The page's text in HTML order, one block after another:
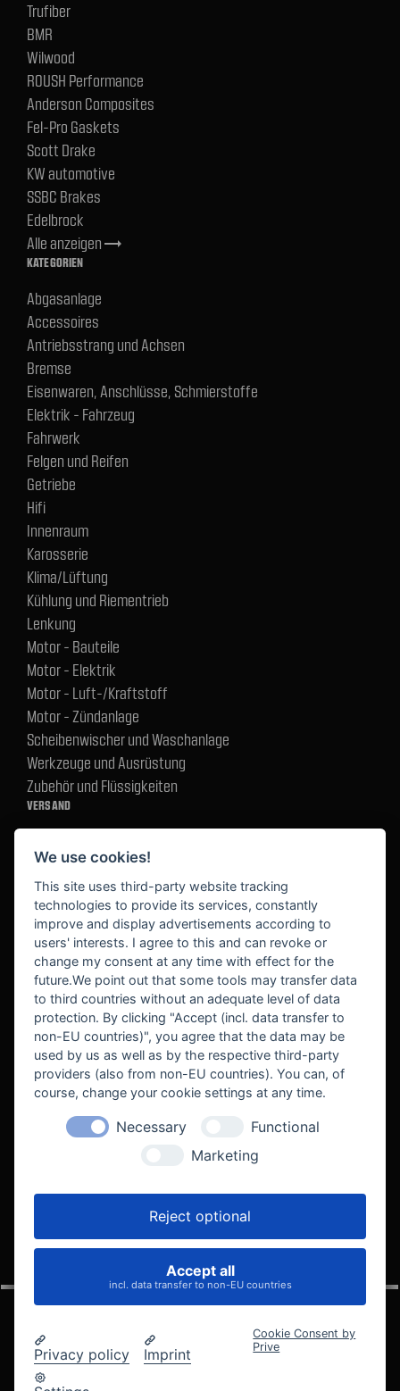
Trufiber
BMR
Wilwood
ROUSH Performance
Anderson Composites
Fel-Pro Gaskets
Scott Drake
KW automotive
SSBC Brakes
Edelbrock
Alle anzeigentrending_flat
KATEGORIEN
Abgasanlage
Accessoires
Antriebsstrang und Achsen
Bremse
Eisenwaren, Anschlüsse, Schmierstoffe
Elektrik - Fahrzeug
Fahrwerk
Felgen und Reifen
Getriebe
Hifi
Innenraum
Karosserie
Klima/Lüftung
Kühlung und Riementrieb
Lenkung
Motor - Bauteile
Motor - Elektrik
Motor - Luft-/Kraftstoff
Motor - Zündanlage
Scheibenwischer und Waschanlage
Werkzeuge und Ausrüstung
Zubehör und Flüssigkeiten
VERSAND
BEKANNT AUS
VELOCITY AUTOMOTIVE
© 2005 - 2026 Velocity Automotive
We use cookies!
This site uses third-party website tracking
technologies to provide its services, constantly
improve and display advertisements according to
users' interests. I agree to this and can revoke or
change my consent at any time with effect for the
future.We point out that some tools may transfer data
to third countries without an adequate level of data
protection. By clicking "Accept (incl. data transfer to
non-EU countries)", you agree that the data may be
used by us as well as by the respective third-party
providers (also from non-EU countries). You can, of
course, change your cookie settings at any time.
Necessary
Functional
Marketing
Reject optional
Accept all
incl. data transfer to non-EU countries
Privacy policy Imprint
Cookie Consent by
Prive